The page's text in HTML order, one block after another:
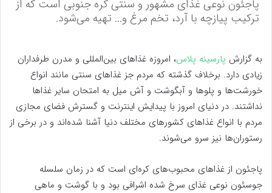
پاجئون نوعی غذای مشهور و سنتی کره جنوبی است که از
ترکیب پیازچه با آرد، تخم مرغ و... تهیه می‌شود.
به گزارش پارسینه پلاس، امروزه غذاهای بین‌المللی و مدرن طرفداران
زیادی دارد. برخلاف گذشته که مردم جز غذاهای سنتی مانند انواع
خورشت‌ها و پلوها و آبگوشت و آش میل به امتحان سایر غذاها
نداشتند. در دنیای امروز با پیدایش اینترنت و گسترش فضای مجازی
مردم با انواع غذاهای کشورهای مختلف دنیا آشنا شده‌اند و در برخی از
رستوران‌ها نیز سرو می‌شوند.
پاجئون از غذاهای محبوب‌های کره‌ای است که در زمان سلسله
جوسئون نوعی غذای سرخ شده اشرافی بود و با گوشت و ماهی